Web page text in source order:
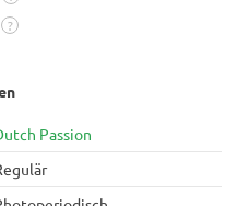
?
Passion